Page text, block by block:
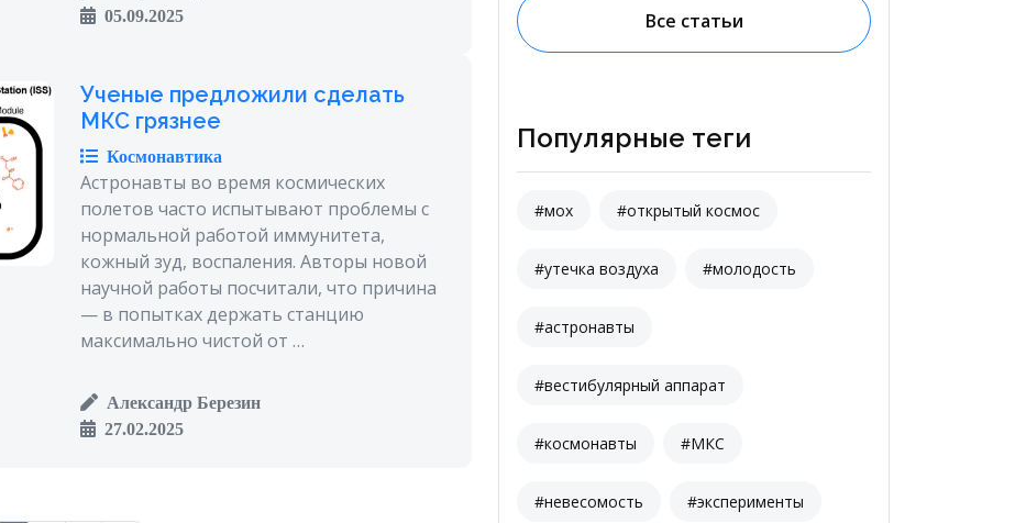
05.09.2025
Ученые предложили сделать
МКС грязнее
Космонавтика
Астронавты во время космических
полетов часто испытывают проблемы с
нормальной работой иммунитета,
кожный зуд, воспаления. Авторы новой
научной работы посчитали, что причина
— в попытках держать станцию
максимально чистой от …
Александр Березин
27.02.2025
Все статьи
Популярные теги
#мох #открытый космос
#утечка воздуха #молодость
#астронавты
#вестибулярный аппарат
#космонавты #МКС
#невесомость #эксперименты